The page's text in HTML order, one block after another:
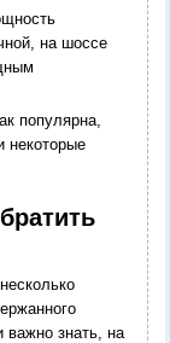
на шоссе
популярна,
некоторые
знать, на